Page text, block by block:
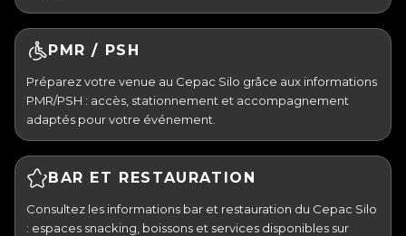
PMR / PSH
Préparez votre venue au Cepac Silo grâce aux informations
PMR/PSH : accès, stationnement et accompagnement
adaptés pour votre événement.
BAR ET RESTAURATION
Consultez les informations bar et restauration du Cepac Silo
: espaces snacking, boissons et services disponibles sur